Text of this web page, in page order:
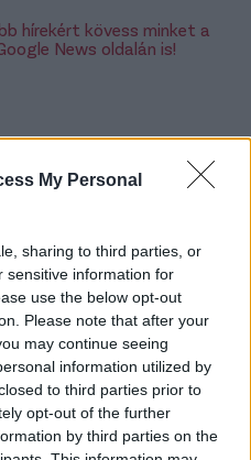
My Personal
sharing to third parties, or
sensitive information for
use the below opt-out
Please note that after your
may continue seeing
information utilized by
to third parties prior to
opt-out of the further
by third parties on the
hírekért kövess minket a
News oldalán is!
után a vendég
magát, védője
a hosszú sarokba
egyenlített a
Sane kézzel ért bele a
majd némi